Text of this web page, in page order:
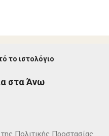
το ιστολόγιο
στα Άνω
Πολιτικής Προστασίας